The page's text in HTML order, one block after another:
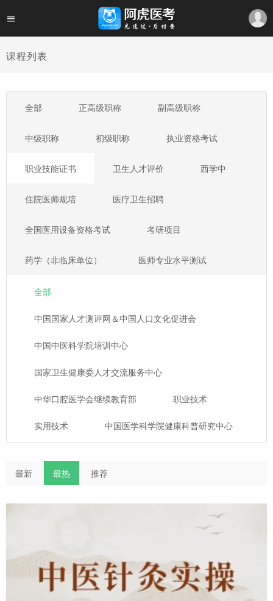
课程列表
全部 正高级职称 副高级职称
中级职称 初级职称 执业资格考试
职业技能证书 卫生人才评价 西学中
住院医师规培 医疗卫生招聘
全国医用设备资格考试 考研项目
药学（非临床单位） 医师专业水平测试
全部
中国国家人才测评网＆中国人口文化促进会
中国中医科学院培训中心
国家卫生健康委人才交流服务中心
中华口腔医学会继续教育部 职业技术
实用技术 中国医学科学院健康科普研究中心
最新 最热 推荐